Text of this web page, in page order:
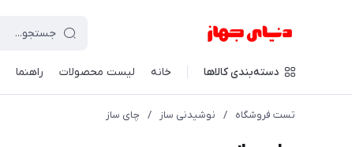
دسته‌بندی کالاها خانه لیست محصولات راهنما
تست فروشگاه / نوشیدنی ساز / چای ساز